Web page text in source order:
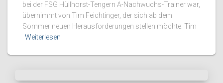
bei der FSG Hüllhorst-Tengern A-Nachwuchs-Trainer war,
übernimmt von Tim Feichtinger, der sich ab dem
Sommer neuen Herausforderungen stellen möchte. Tim
Weiterlesen